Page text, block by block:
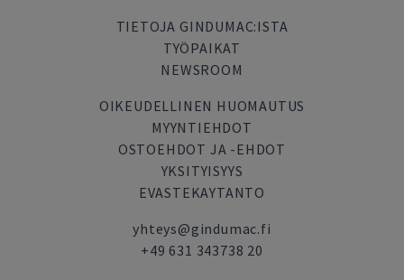
TIETOJA GINDUMAC:ISTA
TYÖPAIKAT
NEWSROOM
OIKEUDELLINEN HUOMAUTUS
MYYNTIEHDOT
OSTOEHDOT JA -EHDOT
YKSITYISYYS
EVASTEKAYTANTO
yhteys@gindumac.fi
+49 631 343738 20